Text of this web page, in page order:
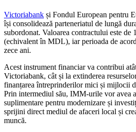
Victoriabank și Fondul European pentru
își consolidează parteneriatul de lungă
subordonat. Valoarea contractului este de
(echivalent în MDL), iar perioada de
zece ani.
Acest instrument financiar va contribui
Victoriabank, cât și la extinderea
finanțarea întreprinderilor mici și mijlocii
Prin intermediul său, IMM-urile vor avea
suplimentare pentru modernizare și
sprijini direct mediul de afaceri local și
muncă.